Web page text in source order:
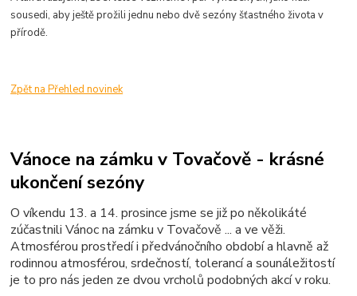
sousedi, aby ještě prožili jednu nebo dvě sezóny šťastného života v
přírodě.
Zpět na Přehled novinek
Vánoce na zámku v Tovačově - krásné
ukončení sezóny
O víkendu 13. a 14. prosince jsme se již po několikáté
zúčastnili Vánoc na zámku v Tovačově ... a ve věži.
Atmosférou prostředí i předvánočního období a hlavně až
rodinnou atmosférou, srdečností, tolerancí a sounáležitostí
je to pro nás jeden ze dvou vrcholů podobných akcí v roku.